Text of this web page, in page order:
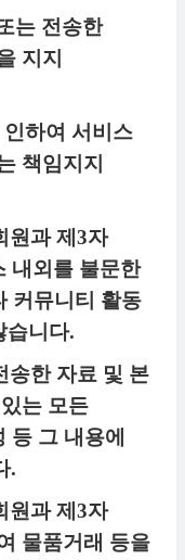
는 전송한
지지
하여 서비스
책임지지
원과 제3자
내외를 불문한
커뮤니티 활동
습니다.
송한 자료 및 본
는 모든
등 그 내용에
.
원과 제3자
물품거래 등을